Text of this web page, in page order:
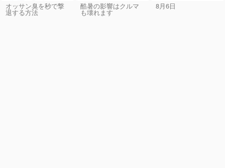
オッサン臭を秒で撃
退する方法
酷暑の影響はクルマ
も壊れます
8月6日